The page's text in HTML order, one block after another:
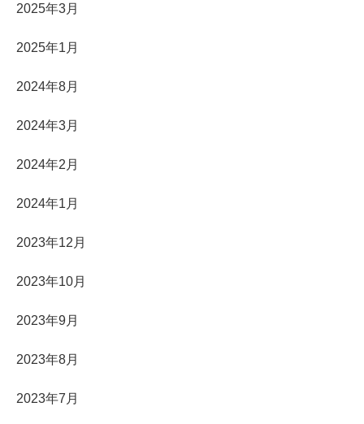
2025年3月
2025年1月
2024年8月
2024年3月
2024年2月
2024年1月
2023年12月
2023年10月
2023年9月
2023年8月
2023年7月